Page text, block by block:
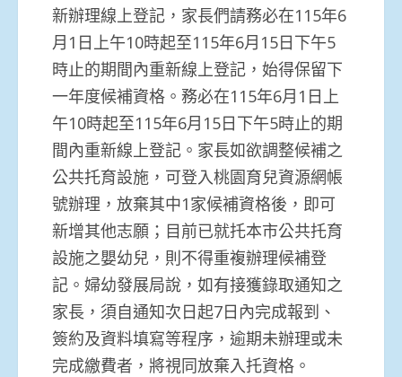
新辦理線上登記，家長們請務必在115年6
月1日上午10時起至115年6月15日下午5
時止的期間內重新線上登記，始得保留下
一年度候補資格。務必在115年6月1日上
午10時起至115年6月15日下午5時止的期
間內重新線上登記。家長如欲調整候補之
公共托育設施，可登入桃園育兒資源網帳
號辦理，放棄其中1家候補資格後，即可
新增其他志願；目前已就托本市公共托育
設施之嬰幼兒，則不得重複辦理候補登
記。婦幼發展局說，如有接獲錄取通知之
家長，須自通知次日起7日內完成報到、
簽約及資料填寫等程序，逾期未辦理或未
完成繳費者，將視同放棄入托資格。